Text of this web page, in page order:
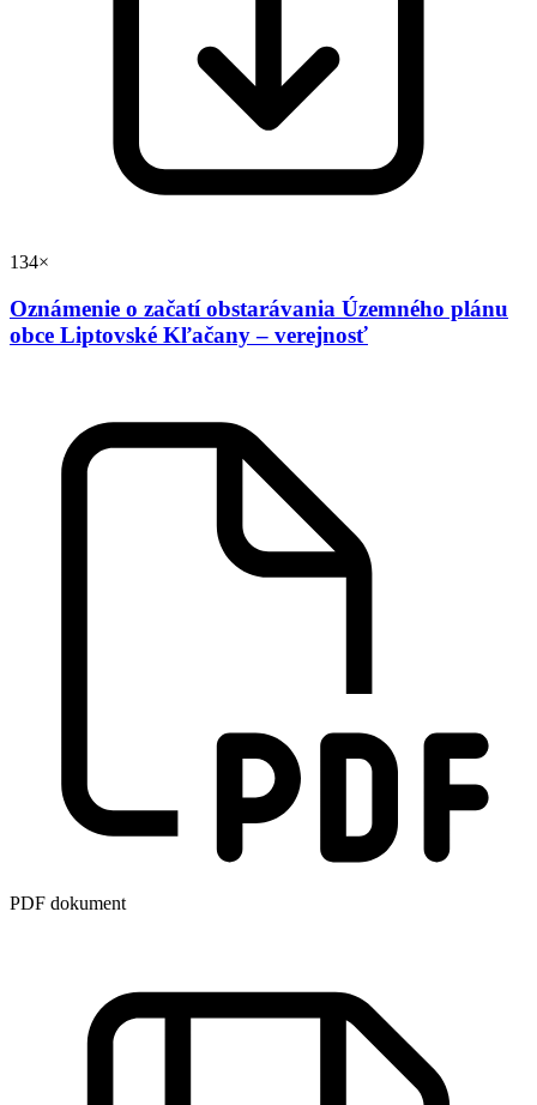
134×
Oznámenie o začatí obstarávania Územného plánu
obce Liptovské Kľačany – verejnosť
PDF dokument